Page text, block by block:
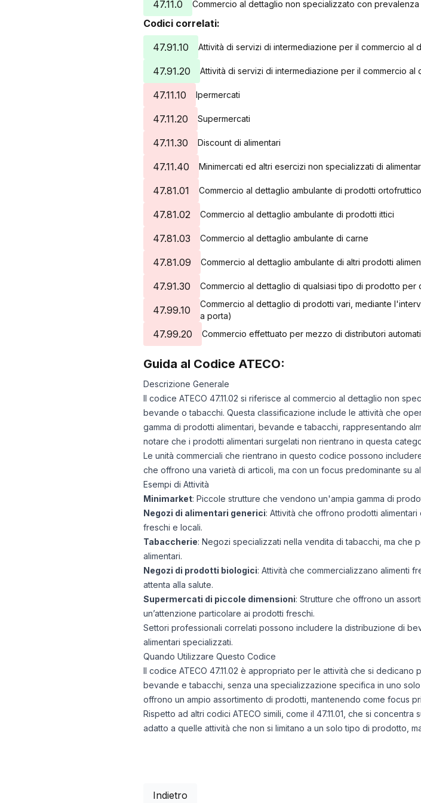
47.11.0
Commercio al dettaglio non specializzato con
Codici correlati:
47.91.10
Attività di servizi di intermediazione per il commercio
47.91.20 Attività di servizi di intermediazione per il commercio
47.11.10 Ipermercati
47.11.20 Supermercati
47.11.30 Discount di alimentari
47.11.40 Minimercati ed altri esercizi non specializzati di
47.81.01 Commercio al dettaglio ambulante di prodotti
47.81.02 Commercio al dettaglio ambulante di prodotti ittici
47.81.03 Commercio al dettaglio ambulante di carne
47.81.09 Commercio al dettaglio ambulante di altri prodotti
47.91.30 Commercio al dettaglio di qualsiasi tipo di prodotto
47.99.10
Commercio al dettaglio di prodotti vari, mediante
a porta)
47.99.20 Commercio effettuato per mezzo di distributori
Guida al Codice ATECO:
Descrizione Generale
Il codice ATECO 47.11.02 si riferisce al commercio al dettaglio non
bevande o tabacchi. Questa classificazione include le attività che
gamma di prodotti alimentari, bevande e tabacchi, rappresentando
notare che i prodotti alimentari surgelati non rientrano in questa
Le unità commerciali che rientrano in questo codice possono
che offrono una varietà di articoli, ma con un focus predominante su
Esempi di Attività
Minimarket: Piccole strutture che vendono un'ampia gamma di
Negozi di alimentari generici: Attività che offrono prodotti
freschi e locali.
Tabaccherie: Negozi specializzati nella vendita di tabacchi, ma
alimentari.
Negozi di prodotti biologici: Attività che commercializzano alimenti
attenta alla salute.
Supermercati di piccole dimensioni: Strutture che offrono un
un’attenzione particolare ai prodotti freschi.
Settori professionali correlati possono includere la distribuzione di
alimentari specializzati.
Quando Utilizzare Questo Codice
Il codice ATECO 47.11.02 è appropriato per le attività che si
bevande e tabacchi, senza una specializzazione specifica in uno
offrono un ampio assortimento di prodotti, mantenendo come focus
Rispetto ad altri codici ATECO simili, come il 47.11.01, che si
adatto a quelle attività che non si limitano a un solo tipo di prodotto,
Indietro